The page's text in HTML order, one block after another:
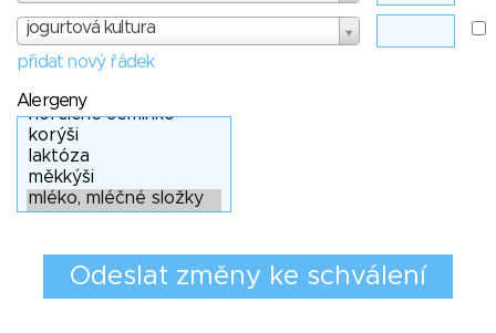
jogurtová kultura
přidat nový řádek
Alergeny